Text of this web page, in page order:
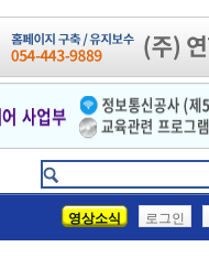
영상소식 로그인